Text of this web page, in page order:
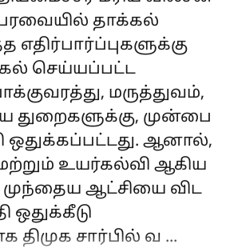
தாக்கல்
எதிர்பார்ப்புகளுக்கு
செய்யப்பட்ட
மருத்துவம்,
துறைகளுக்கு, முன்பை
ஒதுக்கப்பட்டது. ஆனால்,
உயர்கல்வி ஆகிய
முந்தைய ஆட்சியை விட
ஒதுக்கீடு
திமுக சார்பில் வ ...